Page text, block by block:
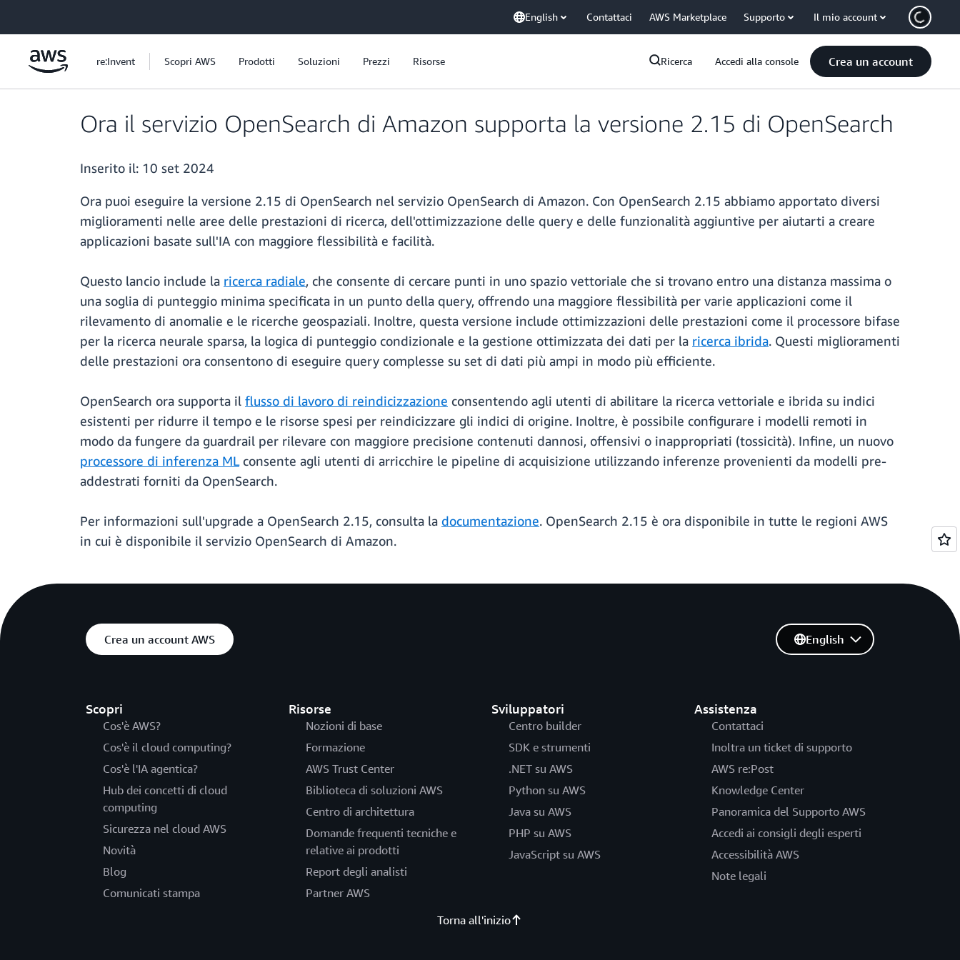
English Contattaci AWS Marketplace Supporto Il mio account
re:Invent Scopri AWS Prodotti Soluzioni Prezzi Risorse Ricerca Accedi alla console Crea un account
Ora il servizio OpenSearch di Amazon supporta la versione 2.15 di OpenSearch
Inserito il: 10 set 2024
Ora puoi eseguire la versione 2.15 di OpenSearch nel servizio OpenSearch di Amazon. Con OpenSearch 2.15 abbiamo apportato diversi
miglioramenti nelle aree delle prestazioni di ricerca, dell'ottimizzazione delle query e delle funzionalità aggiuntive per aiutarti a creare
applicazioni basate sull'IA con maggiore flessibilità e facilità.
Questo lancio include la ricerca radiale, che consente di cercare punti in uno spazio vettoriale che si trovano entro una distanza massima o
una soglia di punteggio minima specificata in un punto della query, offrendo una maggiore flessibilità per varie applicazioni come il
rilevamento di anomalie e le ricerche geospaziali. Inoltre, questa versione include ottimizzazioni delle prestazioni come il processore bifase
per la ricerca neurale sparsa, la logica di punteggio condizionale e la gestione ottimizzata dei dati per la ricerca ibrida. Questi miglioramenti
delle prestazioni ora consentono di eseguire query complesse su set di dati più ampi in modo più efficiente.
OpenSearch ora supporta il flusso di lavoro di reindicizzazione consentendo agli utenti di abilitare la ricerca vettoriale e ibrida su indici
esistenti per ridurre il tempo e le risorse spesi per reindicizzare gli indici di origine. Inoltre, è possibile configurare i modelli remoti in
modo da fungere da guardrail per rilevare con maggiore precisione contenuti dannosi, offensivi o inappropriati (tossicità). Infine, un nuovo
processore di inferenza MLconsente agli utenti di arricchire le pipeline di acquisizione utilizzando inferenze provenienti da modelli pre-
addestrati forniti da OpenSearch.
Per informazioni sull'upgrade a OpenSearch 2.15, consulta la documentazione. OpenSearch 2.15 è ora disponibile in tutte le regioni AWS
in cui è disponibile il servizio OpenSearch di Amazon.
Crea un account AWS
Scopri
Cos'è AWS?
Cos'è il cloud computing?
Cos'è l'IA agentica?
Hub dei concetti di cloud
computing
Sicurezza nel cloud AWS
Novità
Blog
Comunicati stampa
Risorse
Nozioni di base
Formazione
AWS Trust Center
Biblioteca di soluzioni AWS
Centro di architettura
Domande frequenti tecniche e
relative ai prodotti
Report degli analisti
Partner AWS
Sviluppatori
Centro builder
SDK e strumenti
.NET su AWS
Python su AWS
Java su AWS
PHP su AWS
JavaScript su AWS
Assistenza
Contattaci
Inoltra un ticket di supporto
AWS re:Post
Knowledge Center
Panoramica del Supporto AWS
Accedi ai consigli degli esperti
Accessibilità AWS
Note legali
English
Torna all'inizio